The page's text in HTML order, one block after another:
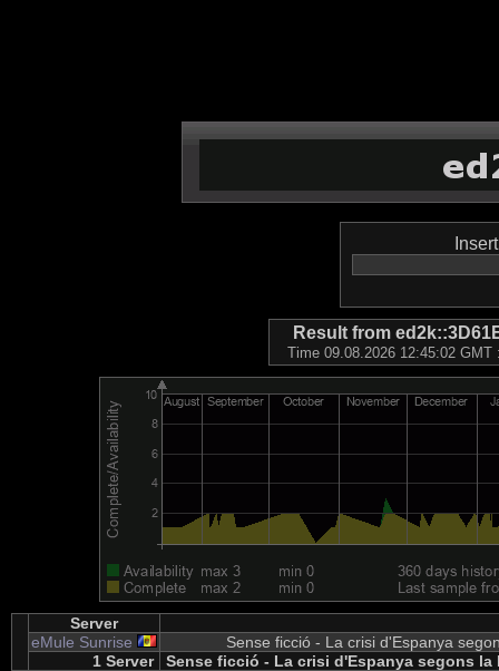
Result from
Time 09.08.2026 12:45:02
Server
eMule Sunrise
Sense ficció - La crisi d'Espanya
1 Server
Sense ficció - La crisi d'Espanya segons la